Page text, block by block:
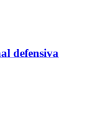
defensiva